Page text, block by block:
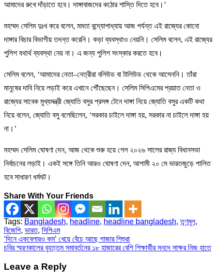
আমাদের রুখে দাঁড়াতে হবে। দাঙ্গাবাজদের কঠোর শাস্তি দিতে হবে।’
মহম্মদ সেলিম দুঃখ করে বলেন, মমতা বন্দ্যোপাধ্যায় আজ পর্যন্ত এই রাজ্যের কোনো
দাঙ্গার বিচার বিভাগীয় তদন্ত করেনি। কড়া ব্যবস্থাও নেয়নি। সেলিম বলেন, এই রাজ্যের
পুলিশ যথার্থ ব্যবস্থা নেয় না। এ জন্য পুলিশ সংস্কার করতে হবে।
সেলিম বলেন, ‘আমাদের নেতা–নেত্রীরা বলিউড বা টালিউড থেকে আসেননি। তাঁরা
মানুষের দাবি নিয়ে লড়াই করে এখানে পৌঁছেছেন। সেলিম সিপিএমের প্রয়াত নেতা ও
রাজ্যের সাবেক মুখ্যমন্ত্রী জ্যোতি বসুর প্রসঙ্গ টেনে দাঙ্গা নিয়ে জ্যোতি বসুর একটি কথা
নিয়ে বলেন, জ্যোতি বসু বলেছিলেন, ‘সরকার চাইলে দাঙ্গা হয়, সরকার না চাইলে দাঙ্গা হয়
না।’
মহম্মদ সেলিম ঘোষণা দেন, আজ থেকে শুরু হয়ে গেল ২০২৬ সালের রাজ্য বিধানসভা
নির্বাচনের লড়াই। একই সঙ্গে তিনি আরও ঘোষণা দেন, আগামী ২০ মে ভারতজুড়ে পালিত
হবে সাধারণ ধর্মঘট।
Share With Your Friends
Tags: Bangladesh, headline, headline bangladesh,তৃণমূল,
বিজেপি, ভারত, সিপিএম
Post
navigation
‘দিনে একবেলারও কম’ খেয়ে বেঁচে আছে গাজার শিশুরা
চবির স্মরণকালের বৃহত্তম সমাবর্তনের ১৮ হাজারের বেশি শিক্ষার্থীর সনদে সাক্ষর নিজ হাতে
Leave a Reply